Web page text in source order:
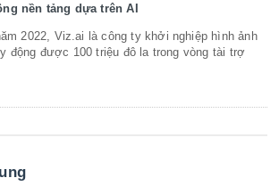
nền tảng dựa trên AI
2022, Viz.ai là công ty khởi nghiệp hình ảnh
động được 100 triệu đô la trong vòng tài trợ